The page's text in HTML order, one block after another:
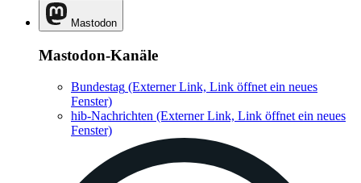
Mastodon
Mastodon-Kanäle
Bundestag (Externer Link, Link öffnet ein neues
Fenster)
hib-Nachrichten (Externer Link, Link öffnet ein neues
Fenster)